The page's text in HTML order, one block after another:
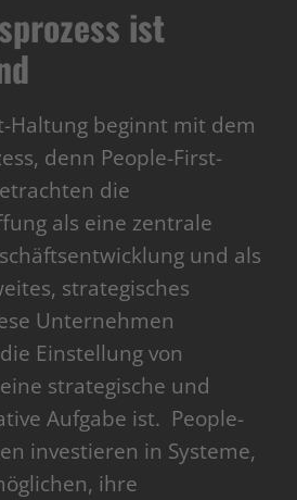
ist
Haltung beginnt mit dem
denn People-First-
die
als eine zentrale
und als
strategisches
Unternehmen
Einstellung von
strategische und
Aufgabe ist. People-
investieren in Systeme,
ihre